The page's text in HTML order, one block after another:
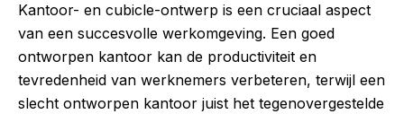
Kantoor- en cubicle-ontwerp is een cruciaal aspect
van een succesvolle werkomgeving. Een goed
ontworpen kantoor kan de productiviteit en
tevredenheid van werknemers verbeteren, terwijl een
slecht ontworpen kantoor juist het tegenovergestelde